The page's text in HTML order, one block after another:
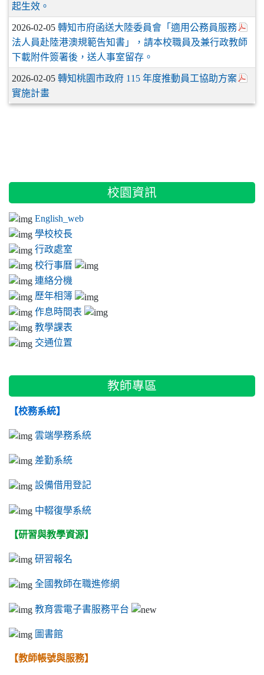
起生效。
2026-02-05 轉知市府函送大陸委員會「適用公務員服務
法人員赴陸港澳規範告知書」，請本校職員及兼行政教師
下載附件簽署後，送人事室留存。
2026-02-05 轉知桃園市政府 115 年度推動員工協助方案
實施計畫
::: 校園資訊
English_web
學校校長
行政處室
校行事曆
連絡分機
歷年相簿
作息時間表
教學課表
交通位置
教師專區
【校務系統】
雲端學務系統
差勤系統
設備借用登記
中輟復學系統
【研習與教學資源】
研習報名
全國教師在職進修網
教育雲電子書服務平台
圖書館
【教師帳號與服務】